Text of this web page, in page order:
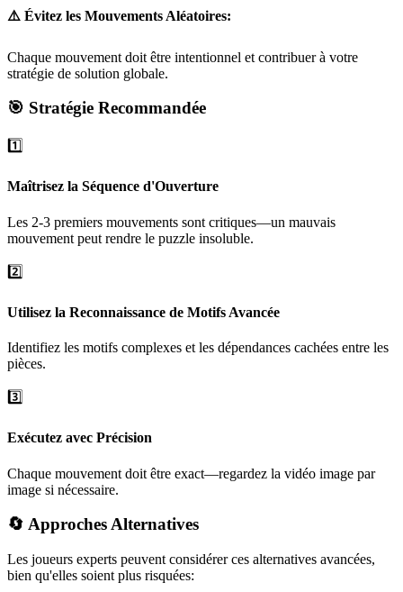
⚠️ Évitez les Mouvements Aléatoires:
Chaque mouvement doit être intentionnel et contribuer à votre
stratégie de solution globale.
🎯 Stratégie Recommandée
1️⃣
Maîtrisez la Séquence d'Ouverture
Les 2-3 premiers mouvements sont critiques—un mauvais
mouvement peut rendre le puzzle insoluble.
2️⃣
Utilisez la Reconnaissance de Motifs Avancée
Identifiez les motifs complexes et les dépendances cachées entre les
pièces.
3️⃣
Exécutez avec Précision
Chaque mouvement doit être exact—regardez la vidéo image par
image si nécessaire.
🔄 Approches Alternatives
Les joueurs experts peuvent considérer ces alternatives avancées,
bien qu'elles soient plus risquées: